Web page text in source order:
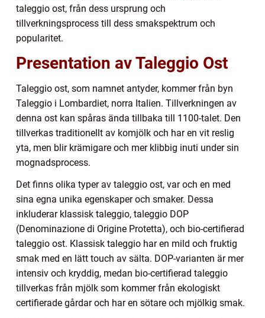
taleggio ost, från dess ursprung och
tillverkningsprocess till dess smakspektrum och
popularitet.
Presentation av Taleggio Ost
Taleggio ost, som namnet antyder, kommer från byn
Taleggio i Lombardiet, norra Italien. Tillverkningen av
denna ost kan spåras ända tillbaka till 1100-talet. Den
tillverkas traditionellt av komjölk och har en vit reslig
yta, men blir krämigare och mer klibbig inuti under sin
mognadsprocess.
Det finns olika typer av taleggio ost, var och en med
sina egna unika egenskaper och smaker. Dessa
inkluderar klassisk taleggio, taleggio DOP
(Denominazione di Origine Protetta), och bio-certifierad
taleggio ost. Klassisk taleggio har en mild och fruktig
smak med en lätt touch av sälta. DOP-varianten är mer
intensiv och kryddig, medan bio-certifierad taleggio
tillverkas från mjölk som kommer från ekologiskt
certifierade gårdar och har en sötare och mjölkig smak.